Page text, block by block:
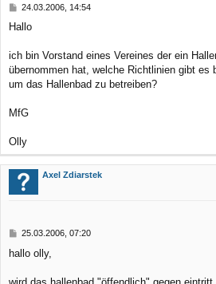
B
i
r
a
24.03.2006, 14:54
Hallo
ich bin Vorstand eines Vereines der ein
übernommen hat, welche Richtlinien gibt es
um das Hallenbad zu betreiben?
MfG
Olly
Axel Zdiarstek
B
i
r
25.03.2006, 07:20
hallo olly,